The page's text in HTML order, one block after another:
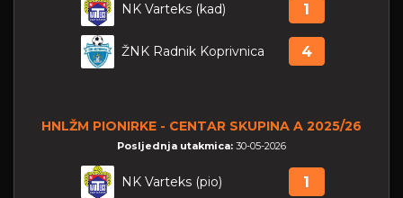
NK Varteks (kad) 1
ŽNK Radnik Koprivnica 4
HNLŽM PIONIRKE - CENTAR SKUPINA A 2025/26
Posljednja utakmica: 30-05-2026
NK Varteks (pio) 1